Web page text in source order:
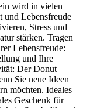
wird in vielen
und Lebensfreude
Stress und
stärken. Tragen
Lebensfreude:
und Ihre
Der Donut
Sie neue Ideen
möchten. Ideales
Geschenk für